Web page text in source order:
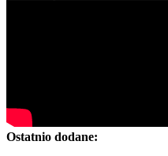
Ostatnio dodane: